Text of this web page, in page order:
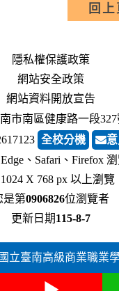
回上
隱私權保護政策
網站安全政策
網站資料開放宣告
市南區健康路一段
全校分機
、Safari、Firefox
X 768 px 以上瀏覽
是第0906826位瀏覽者
更新日期115-8-7
立臺南高級商業職業